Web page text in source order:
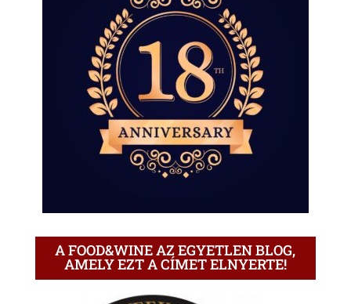
A FOOD&WINE AZ EGYETLEN BLOG,
AMELY EZT A CÍMET ELNYERTE!